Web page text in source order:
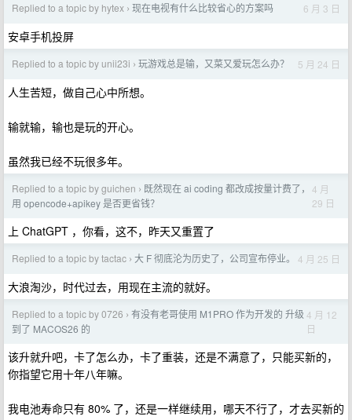
Replied to a topic by hytex › 现在电视有什么比较省心的方案吗 6 月 3 日
安卓手机投屏
Replied to a topic by unii23i › 玩游戏总是输，又菜又爱玩怎么办？ 5 月 24 日
人生苦短，做自己心中所想。
输就输，输也是玩的开心。
虽然我已经不玩很多年。
Replied to a topic by guichen › 既然现在 ai coding 都改成按量计费了，
用 opencode+apikey 是否更省钱？
4 月
29 日
上 ChatGPT ，你看，这不，昨天又重置了
Replied to a topic by tactac › 大 F 彻底沦为历史了，公司宣布停业。 4 月 25 日
大浪淘沙，时代过去，用现在主流的就好。
Replied to a topic by 0726 › 有没有老哥使用 M1PRO 作为开发的 升级
到了 MACOS26 的
4 月 12
日
该升就升吧，卡了怎么办，卡了重装，还是不满意了，只能买新的，
你指望它用十年八年嘛。
我电池寿命只有 80% 了，还是一样继续用，哪天不行了，才去买新的